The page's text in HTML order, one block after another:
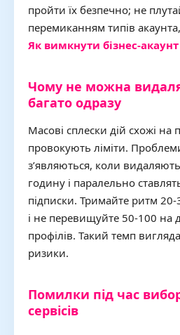
пройти їх безпечно; не
перемиканням типів
Як вимкнути бізнес-
Чому не можна
багато одразу
Масові сплески дій схожі на
провокують ліміти.
з’являються, коли
годину і паралельно
підписки. Тримайте ритм 20-
і не перевищуйте 50-100 на
профілів. Такий темп
ризики.
Помилки під час
сервісів